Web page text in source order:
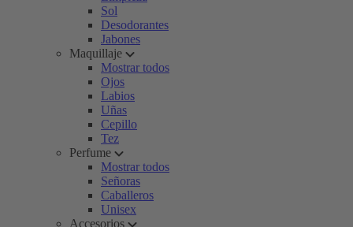
Sol
Desodorantes
Jabones
Maquillaje
Mostrar todos
Ojos
Labios
Uñas
Cepillo
Tez
Perfume
Mostrar todos
Señoras
Caballeros
Unisex
Accesorios